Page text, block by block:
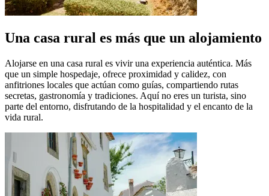
Una casa rural es más que un alojamiento
Alojarse en una casa rural es vivir una experiencia auténtica. Más
que un simple hospedaje, ofrece proximidad y calidez, con
anfitriones locales que actúan como guías, compartiendo rutas
secretas, gastronomía y tradiciones. Aquí no eres un turista, sino
parte del entorno, disfrutando de la hospitalidad y el encanto de la
vida rural.